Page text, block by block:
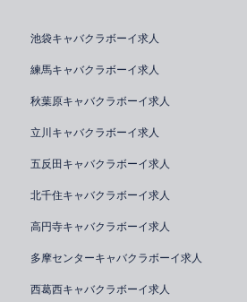
池袋キャバクラボーイ求人
練馬キャバクラボーイ求人
秋葉原キャバクラボーイ求人
立川キャバクラボーイ求人
五反田キャバクラボーイ求人
北千住キャバクラボーイ求人
高円寺キャバクラボーイ求人
多摩センターキャバクラボーイ求人
西葛西キャバクラボーイ求人